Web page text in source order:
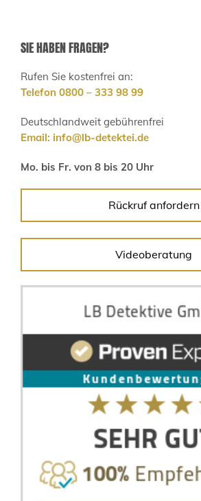
SIE HABEN FRAGEN?
Rufen Sie kostenfrei an:
Telefon 0800 – 333 98 99
Deutschlandweit gebührenfrei
Email: info@lb-detektei.de
Mo. bis Fr. von 8 bis 20 Uhr
Rückruf anfordern
Videoberatung